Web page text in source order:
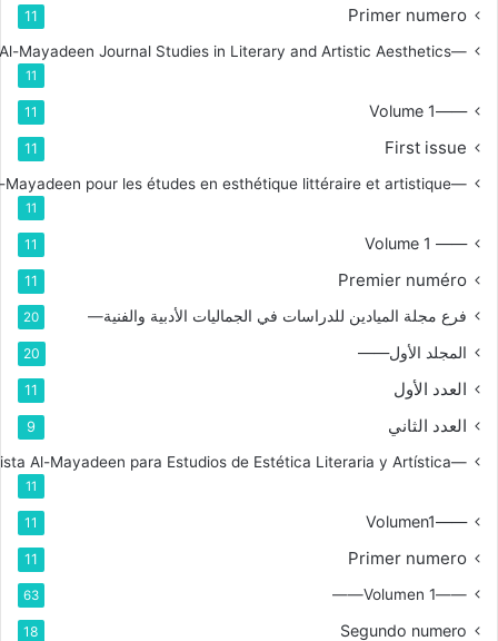
Primer numero
11
—Branch for Al-Mayadeen Journal Studies in Literary and Artistic Aesthetics
11
——Volume 1
11
First issue
11
—Branche de la revue Al-Mayadeen pour les études en esthétique littéraire et artistique
11
—— Volume 1
11
Premier numéro
11
فرع مجلة الميادين للدراسات في الجماليات الأدبية والفنية— 20
المجلد الأول—— 20
العدد الأول 11
العدد الثاني 9
—Rama de la Revista Al-Mayadeen para Estudios de Estética Literaria y Artística
11
——Volumen1
11
Primer numero
11
——Volumen 1——
63
Segundo numero
18